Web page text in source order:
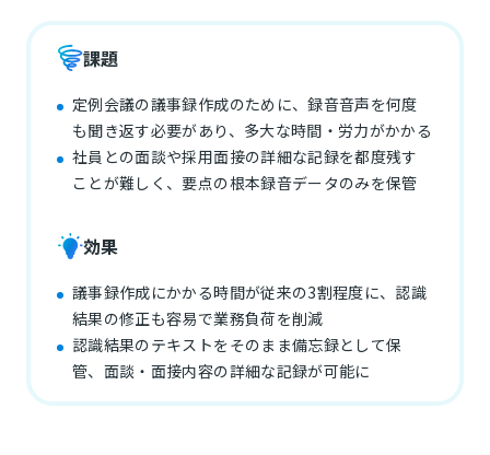
課題
定例会議の議事録作成のために、録音音声を何度
も聞き返す必要があり、多大な時間・労力がかかる
社員との面談や採用面接の詳細な記録を都度残す
ことが難しく、要点の根本録音データのみを保管
効果
議事録作成にかかる時間が従来の3割程度に、認識
結果の修正も容易で業務負荷を削減
認識結果のテキストをそのまま備忘録として保
管、面談・面接内容の詳細な記録が可能に